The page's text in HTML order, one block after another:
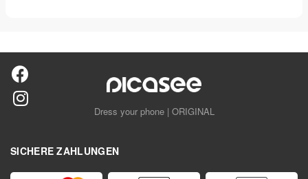
Dress your phone | ORIGINAL
SICHERE ZAHLUNGEN